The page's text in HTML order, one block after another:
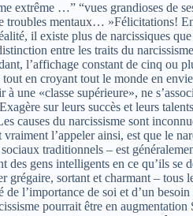
…” “vues grandioses de
mentaux… »Félicitations!
il existe plus de narcissiques
entre les traits du
l’affichage constant de cinq
en croyant tout le monde en
«classe supérieure», ne
sur leurs succès et leurs
causes du narcissisme sont
l’appeler ainsi, est que le
traditionnels – est
gens intelligents en ce qu’ils se
sortant et charmant –
l’importance de soi et d’un
pourrait être en